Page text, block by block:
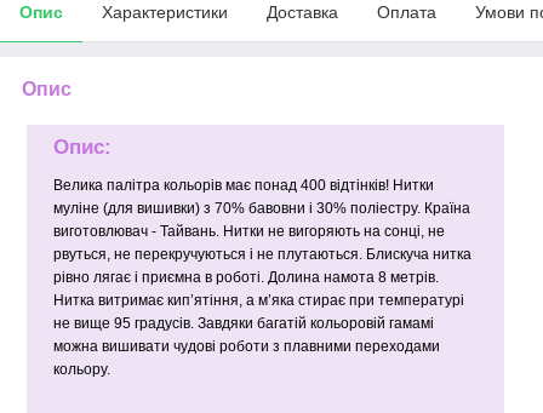
Опис Характеристики Доставка Оплата Умови
Опис
Опис:
Велика палітра кольорів має понад 400 відтінків! Нитки
муліне (для вишивки) з 70% бавовни і 30% поліестру. Країна
виготовлювач - Тайвань. Нитки не вигоряють на сонці, не
рвуться, не перекручуються і не плутаються. Блискуча нитка
рівно лягає і приємна в роботі. Долина намота 8 метрів.
Нитка витримає кип’ятіння, а м’яка стирає при температурі
не вище 95 градусів. Завдяки багатій кольоровій гамамі
можна вишивати чудові роботи з плавними переходами
кольору.